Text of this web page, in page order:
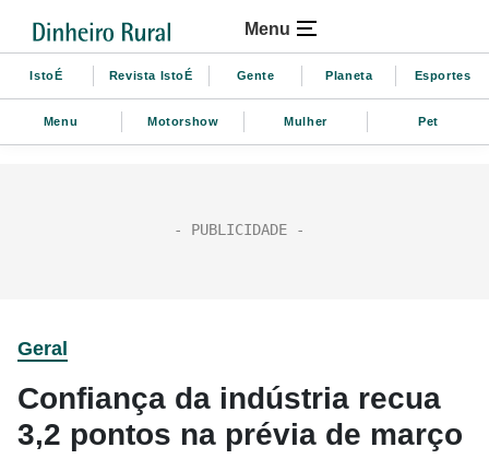
Menu
IstoÉ Revista IstoÉ Gente Planeta Esportes
Menu Motorshow Mulher Pet
Geral
Confiança da indústria recua
3,2 pontos na prévia de março